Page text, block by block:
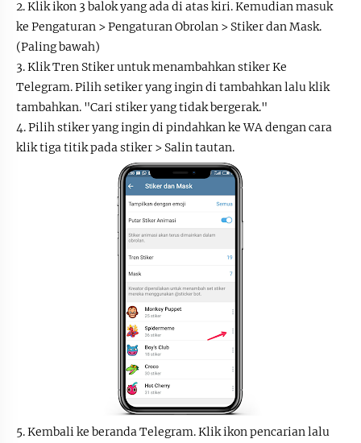
2. Klik ikon 3 balok yang ada di atas kiri. Kemudian masuk
ke Pengaturan > Pengaturan Obrolan > Stiker dan Mask.
(Paling bawah)
3. Klik Tren Stiker untuk menambahkan stiker Ke
Telegram. Pilih setiker yang ingin di tambahkan lalu klik
tambahkan. "Cari stiker yang tidak bergerak."
4. Pilih stiker yang ingin di pindahkan ke WA dengan cara
klik tiga titik pada stiker > Salin tautan.
5. Kembali ke beranda Telegram. Klik ikon pencarian lalu